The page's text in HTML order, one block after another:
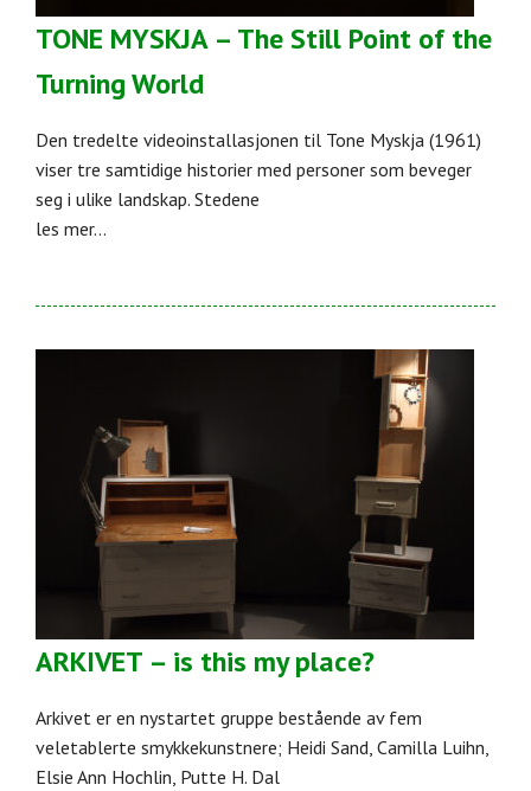
TONE MYSKJA – The Still Point of the
Turning World
Den tredelte videoinstallasjonen til Tone Myskja (1961)
viser tre samtidige historier med personer som beveger
seg i ulike landskap. Stedene
les mer...
ARKIVET – is this my place?
Arkivet er en nystartet gruppe bestående av fem
veletablerte smykkekunstnere; Heidi Sand, Camilla Luihn,
Elsie Ann Hochlin, Putte H. Dal